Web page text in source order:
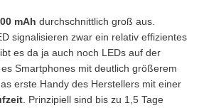
mAh durchschnittlich groß aus.
signalisieren zwar ein relativ effizientes
es da ja auch noch LEDs auf der
Smartphones mit deutlich größerem
erste Handy des Herstellers mit einer
. Prinzipiell sind bis zu 1,5 Tage